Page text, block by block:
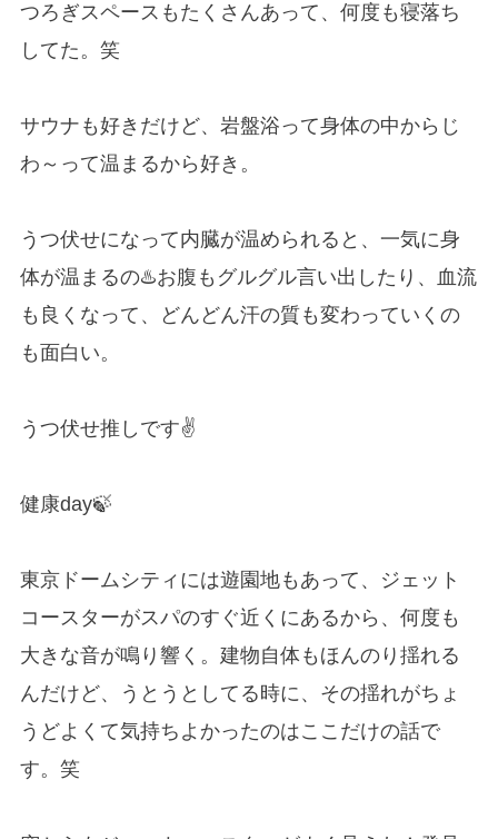
つろぎスペースもたくさんあって、何度も寝落ち
してた。笑
サウナも好きだけど、岩盤浴って身体の中からじ
わ～って温まるから好き。
うつ伏せになって内臓が温められると、一気に身
体が温まるの♨️お腹もグルグル言い出したり、血流
も良くなって、どんどん汗の質も変わっていくの
も面白い。
うつ伏せ推しです✌
健康day🍃
東京ドームシティには遊園地もあって、ジェット
コースターがスパのすぐ近くにあるから、何度も
大きな音が鳴り響く。建物自体もほんのり揺れる
んだけど、うとうとしてる時に、その揺れがちょ
うどよくて気持ちよかったのはここだけの話で
す。笑